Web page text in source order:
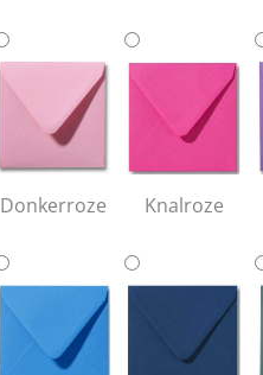
Donkerroze Knalroze